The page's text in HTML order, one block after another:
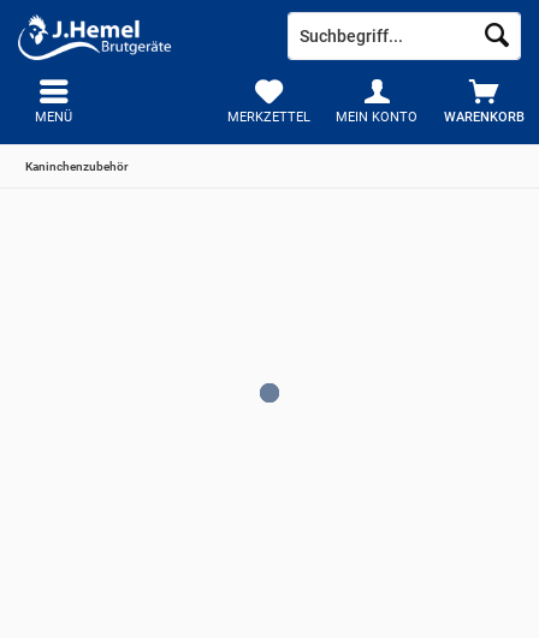
WARENKORB
MERKZETTEL MEIN KONTO
MENÜ
Kaninchenzubehör